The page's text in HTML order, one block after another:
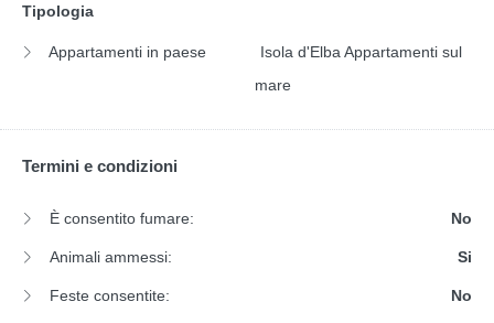
Tipologia
Appartamenti in paese
Isola d'Elba Appartamenti sul
mare
Termini e condizioni
È consentito fumare: No
Animali ammessi: Si
Feste consentite: No